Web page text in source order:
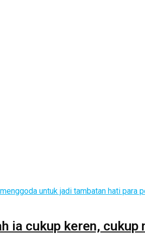
ia cukup keren, cukup